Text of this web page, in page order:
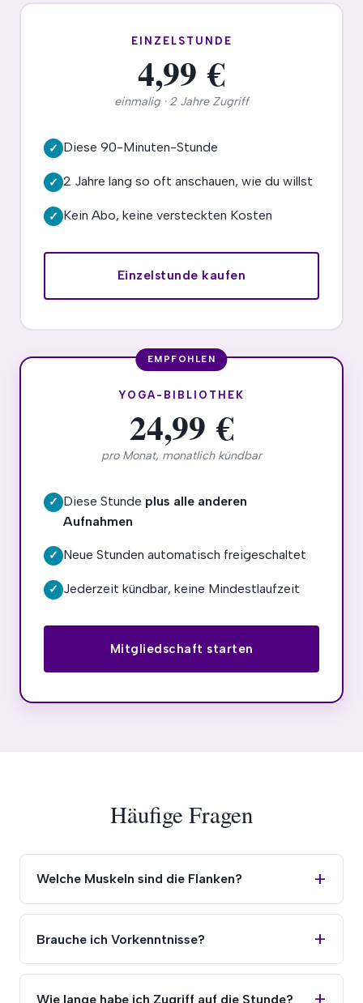
EINZELSTUNDE
4,99 €
einmalig · 2 Jahre Zugriff
✓ Diese 90-Minuten-Stunde
✓ 2 Jahre lang so oft anschauen, wie du willst
✓ Kein Abo, keine versteckten Kosten
Einzelstunde kaufen
YOGA-BIBLIOTHEK
24,99 €
pro Monat, monatlich kündbar
✓ Diese Stunde plus alle anderen
Aufnahmen
✓ Neue Stunden automatisch freigeschaltet
✓ Jederzeit kündbar, keine Mindestlaufzeit
Mitgliedschaft starten
Häufige Fragen
Welche Muskeln sind die Flanken?
Brauche ich Vorkenntnisse?
Wie lange habe ich Zugriff auf die Stunde?